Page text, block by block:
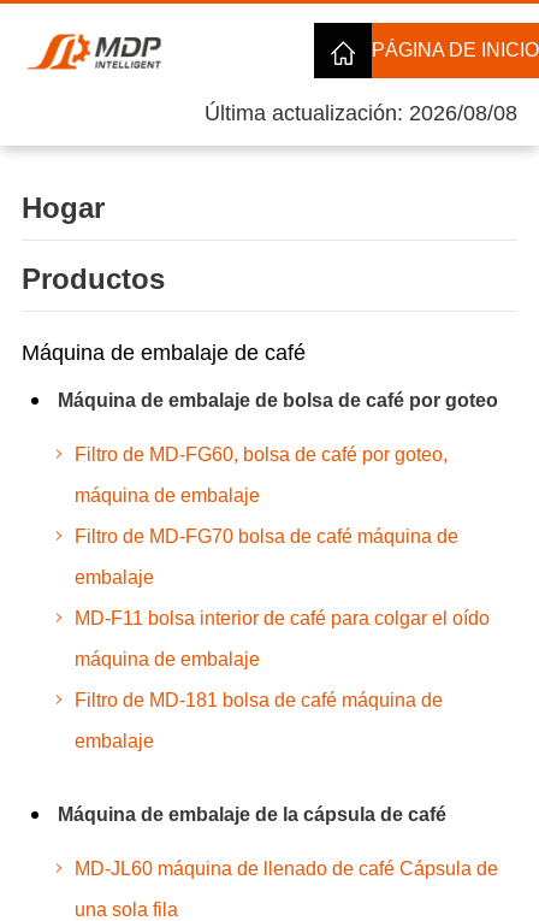
Última actualización: 2026/08/08
PÁGINA DE INICIO
Hogar
Productos
Máquina de embalaje de café
Máquina de embalaje de bolsa de café por goteo
Filtro de MD-FG60, bolsa de café por goteo,
máquina de embalaje
Filtro de MD-FG70 bolsa de café máquina de
embalaje
MD-F11 bolsa interior de café para colgar el oído
máquina de embalaje
Filtro de MD-181 bolsa de café máquina de
embalaje
Máquina de embalaje de la cápsula de café
MD-JL60 máquina de llenado de café Cápsula de
una sola fila